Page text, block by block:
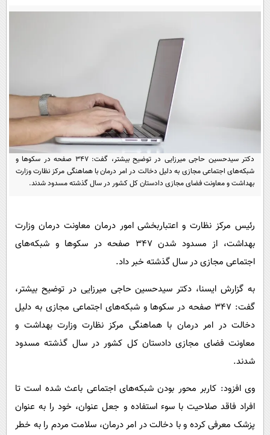
حوادث
سفر و تفریح
بین الملل
اخبار کریپتو
سرگرمی
باشگاه مغز
مجله تصویری سلاح
فیلم
اقتصاد
ورزش
سیاست
فناوری
گوناگون
حوادث
محیط زیست
سلامت
حیات وحش
سیاست خارجی
عصر ایران 2
خواندنی ها و دیدنی ها
داستان کوتاه
روانشناسی
آشپزی
دانلود
آموزش زبان
دکتر سیدحسین حاجی میرزایی در توضیح بیشتر، گفت: ۳۴۷ صفحه در سکوها و
شبکه‌های اجتماعی مجازی به دلیل دخالت در امر درمان با هماهنگی مرکز نظارت وزارت
بهداشت و معاونت فضای مجازی دادستان کل کشور در سال گذشته مسدود شدند.
رئیس مرکز نظارت و اعتباربخشی امور درمان معاونت درمان وزارت
بهداشت، از مسدود شدن ۳۴۷ صفحه در سکوها و شبکه‌های
اجتماعی مجازی در سال گذشته خبر داد.
به گزارش ایسنا، دکتر سیدحسین حاجی میرزایی در توضیح بیشتر،
گفت: ۳۴۷ صفحه در سکوها و شبکه‌های اجتماعی مجازی به دلیل
دخالت در امر درمان با هماهنگی مرکز نظارت وزارت بهداشت و
معاونت فضای مجازی دادستان کل کشور در سال گذشته مسدود
شدند.
وی افزود: کاربر محور بودن شبکه‌های اجتماعی باعث شده است تا
افراد فاقد صلاحیت با سوء استفاده و جعل عنوان، خود را به عنوان
پزشک معرفی کرده و با دخالت در امر درمان، سلامت مردم را به خطر